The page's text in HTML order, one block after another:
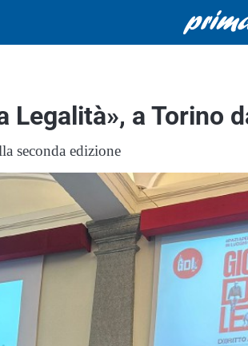
Legalità», a Torino
seconda edizione